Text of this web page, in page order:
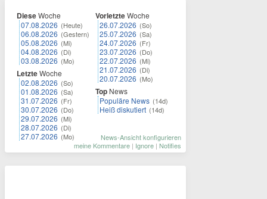
DieseWoche
07.08.2026 (Heute)
06.08.2026 (Gestern)
05.08.2026 (Mi)
04.08.2026 (Di)
03.08.2026 (Mo)
LetzteWoche
02.08.2026 (So)
01.08.2026 (Sa)
31.07.2026 (Fr)
30.07.2026 (Do)
29.07.2026 (Mi)
28.07.2026 (Di)
27.07.2026 (Mo)
VorletzteWoche
26.07.2026 (So)
25.07.2026 (Sa)
24.07.2026 (Fr)
23.07.2026 (Do)
22.07.2026 (Mi)
21.07.2026 (Di)
20.07.2026 (Mo)
Top News
Populäre News (14d)
Heiß diskutiert (14d)
News-Ansicht konfigurieren
meine Kommentare | Ignore | Notifies